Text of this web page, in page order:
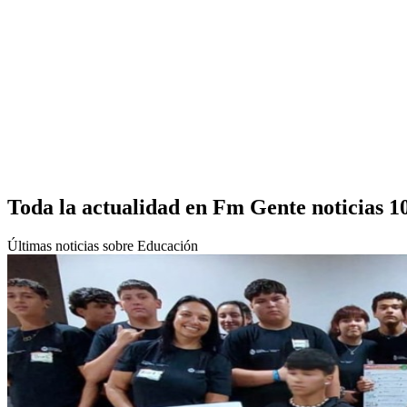
Toda la actualidad en Fm Gente noticias
Últimas noticias sobre Educación